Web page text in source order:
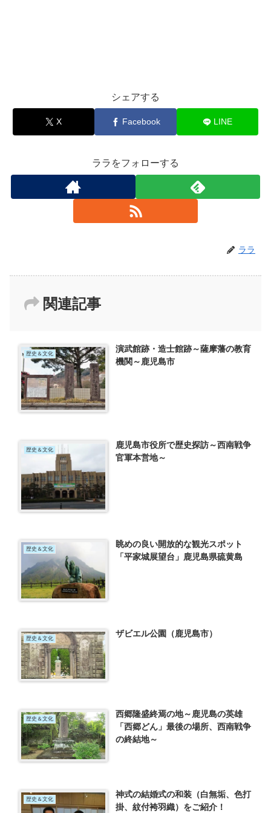
シェアする
X Facebook LINE
ララをフォローする
ララ
関連記事
歴史＆文化
演武館跡・造士館跡～薩摩藩の教育
機関～鹿児島市
歴史＆文化
鹿児島市役所で歴史探訪～西南戦争
官軍本営地～
歴史＆文化
眺めの良い開放的な観光スポット
「平家城展望台」鹿児島県硫黄島
歴史＆文化 ザビエル公園（鹿児島市）
歴史＆文化
西郷隆盛終焉の地～鹿児島の英雄
「西郷どん」最後の場所、西南戦争
の終結地～
歴史＆文化
神式の結婚式の和装（白無垢、色打
掛、紋付袴羽織）をご紹介！